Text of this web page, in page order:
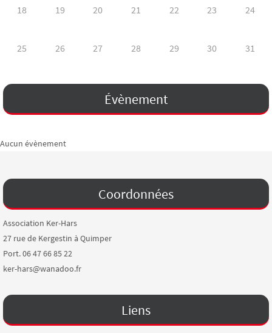
18 19 20 21 22 23 24
25 26 27 28 29 30 31
Évènement
Aucun évènement
Coordonnées
Association Ker-Hars
27 rue de Kergestin à Quimper
Port. 06 47 66 85 22
ker-hars@wanadoo.fr
Liens